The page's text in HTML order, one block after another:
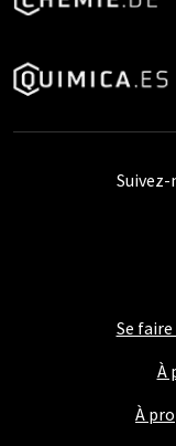
Se
À
À
Suivez-